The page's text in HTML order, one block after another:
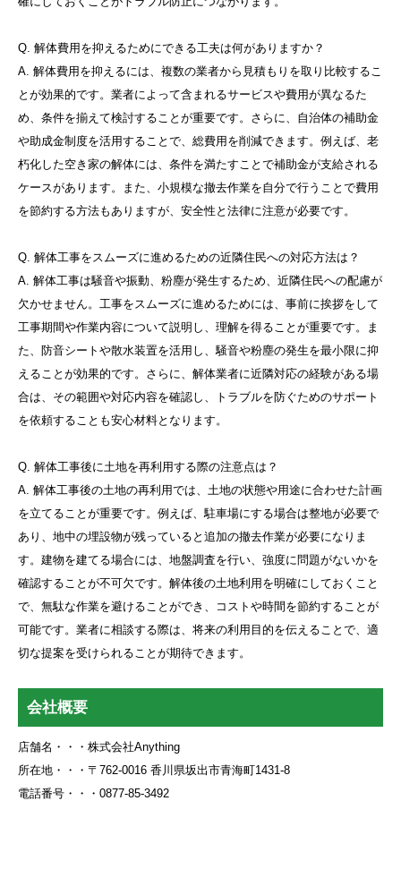
Q. 解体費用を抑えるためにできる工夫は何がありますか？
A. 解体費用を抑えるには、複数の業者から見積もりを取り比較するこ
とが効果的です。業者によって含まれるサービスや費用が異なるた
め、条件を揃えて検討することが重要です。さらに、自治体の補助金
や助成金制度を活用することで、総費用を削減できます。例えば、老
朽化した空き家の解体には、条件を満たすことで補助金が支給される
ケースがあります。また、小規模な撤去作業を自分で行うことで費用
を節約する方法もありますが、安全性と法律に注意が必要です。
Q. 解体工事をスムーズに進めるための近隣住民への対応方法は？
A. 解体工事は騒音や振動、粉塵が発生するため、近隣住民への配慮が
欠かせません。工事をスムーズに進めるためには、事前に挨拶をして
工事期間や作業内容について説明し、理解を得ることが重要です。ま
た、防音シートや散水装置を活用し、騒音や粉塵の発生を最小限に抑
えることが効果的です。さらに、解体業者に近隣対応の経験がある場
合は、その範囲や対応内容を確認し、トラブルを防ぐためのサポート
を依頼することも安心材料となります。
Q. 解体工事後に土地を再利用する際の注意点は？
A. 解体工事後の土地の再利用では、土地の状態や用途に合わせた計画
を立てることが重要です。例えば、駐車場にする場合は整地が必要で
あり、地中の埋設物が残っていると追加の撤去作業が必要になりま
す。建物を建てる場合には、地盤調査を行い、強度に問題がないかを
確認することが不可欠です。解体後の土地利用を明確にしておくこと
で、無駄な作業を避けることができ、コストや時間を節約することが
可能です。業者に相談する際は、将来の利用目的を伝えることで、適
切な提案を受けられることが期待できます。
会社概要
店舗名・・・株式会社Anything
所在地・・・〒762-0016 香川県坂出市青海町1431-8
電話番号・・・0877-85-3492